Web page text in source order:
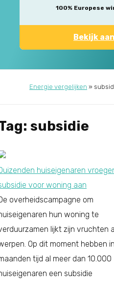
100% Europese
Bekijk
Energie vergelijken »
subsidie
huiseigenaren
voor woning aan
overheidscampagne om
hun woning te
lijkt zijn vruchten
Op dit moment hebben
tijd al meer dan 10.000
een subsidie